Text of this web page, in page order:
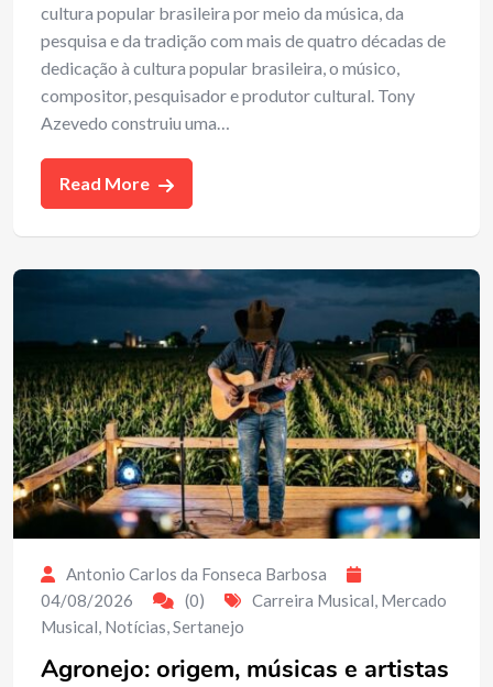
cultura popular brasileira por meio da música, da
pesquisa e da tradição com mais de quatro décadas de
dedicação à cultura popular brasileira, o músico,
compositor, pesquisador e produtor cultural. Tony
Azevedo construiu uma…
Read More
Antonio Carlos da Fonseca Barbosa
04/08/2026
(0) Carreira Musical, Mercado
Musical, Notícias,Sertanejo
Agronejo: origem, músicas e artistas